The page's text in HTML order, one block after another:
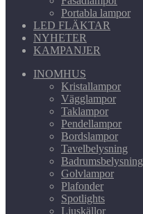
Portabla lampor
LED FLÄKTAR
NYHETER
KAMPANJER
INOMHUS
Kristallampor
Vägglampor
Taklampor
Pendellampor
Bordslampor
Tavelbelysning
Badrumsbelysning
Golvlampor
Plafonder
Spotlights
Ljuskällor